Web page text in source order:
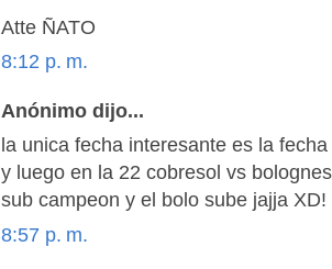
Atte ÑATO
8:12 p. m.
Anónimo dijo...
la unica fecha interesante es la
y luego en la 22 cobresol vs
sub campeon y el bolo sube jajja XD!
8:57 p. m.